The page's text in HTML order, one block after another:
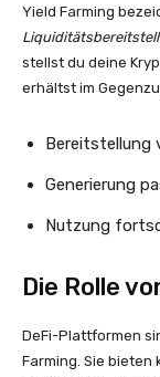
Yield Farming
stellst du deine
erhältst im
Bereitstellung
Generierung
Nutzung
Die Rolle
DeFi-Plattformen
Farming. Sie bieten